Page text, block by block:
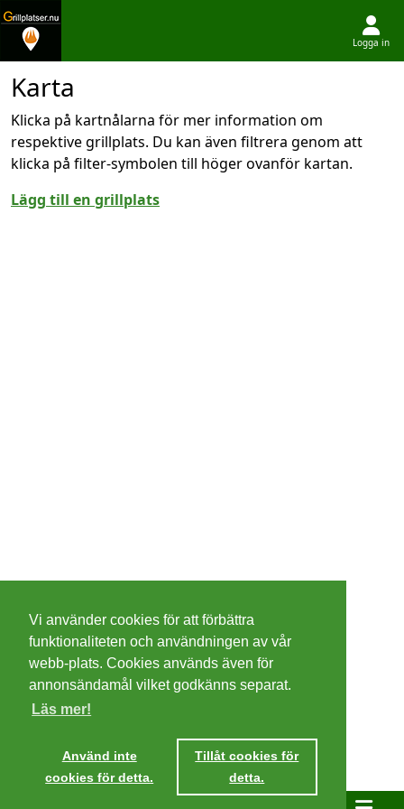
Logga in
Karta
Klicka på kartnålarna för mer information om
respektive grillplats. Du kan även filtrera genom att
klicka på filter-symbolen till höger ovanför kartan.
Lägg till en grillplats
Cookies
Integritetspolicy
Villkor
Vi använder cookies för att förbättra
funktionaliteten och användningen av vår
webb-plats. Cookies används även för
annonsändamål vilket godkänns separat.
Läs mer!
Använd inte
cookies för detta.
Tillåt cookies för
detta.